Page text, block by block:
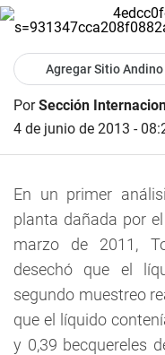
Agregar Sitio Andino
PorSección
4 de junio de 2013 -
En un primer
planta dañada por
marzo de 2011,
desechó que el
segundo muestreo
que el líquido
y 0,39 becquereles